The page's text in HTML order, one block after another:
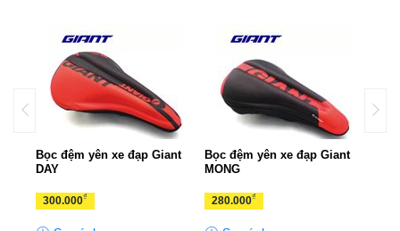
Bọc đệm yên xe đạp Giant
DAY
300.000₫
Bọc đệm yên xe đạp Giant
MONG
280.000₫